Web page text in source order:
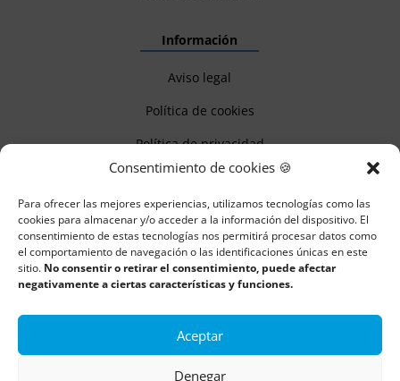
Consentimiento de cookies 🍪
Para ofrecer las mejores experiencias, utilizamos tecnologías como las
cookies para almacenar y/o acceder a la información del dispositivo. El
consentimiento de estas tecnologías nos permitirá procesar datos como
el comportamiento de navegación o las identificaciones únicas en este
sitio. No consentir o retirar el consentimiento, puede afectar
negativamente a ciertas características y funciones.
Aceptar
Denegar
Información
Aviso legal
Política de cookies
Política de privacidad
Todos los derechos reservados | Copyright 2018 – 2024 ©
Boulders